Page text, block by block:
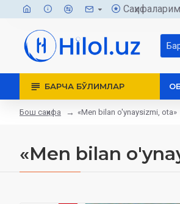
БАРЧА БЎЛИМЛАР
Бош саҳифа «Men bilan o'ynaysizmi, ota»
«Men bilan